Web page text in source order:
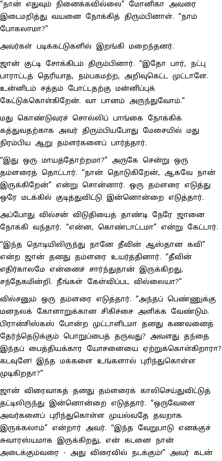
“நான் எதுவும் நினைக்கவில்லை” மோனிகா அவரை
இடைமறித்து வயனை நோக்கித் திரும்பினாள். “நாம்
போகலாமா?”
அவர்கள் படிக்கட்டுகளில் இறங்கி மறைந்தனர்.
ஜான் குட்டி சோக்கிடம் திரும்பினார். “இதோ பார், நட்பு
பாராட்டத் தெரியாத, நம்பகமற்ற, அறிவுகெட்ட முட்டாளே.
உன்னிடம் சத்தம் போட்டதற்கு மன்னிப்புக்
கேட்டுக்கொள்கிறேன். வா பானம் அருந்துவோம்.”
மது கொண்டுவரச் சொல்லிப் பாங்கை நோக்கிக்
கத்துவதற்காக அவர் திரும்பியபோது மேசையில் மது
நிரம்பிய ஆறு தம்ளர்களைப் பார்த்தார்.
“இது ஒரு மாயத்தோற்றமா?” அருகே சென்று ஒரு
தம்ளரைத் தொட்டார். “நான் தொடுகிறேன், ஆகவே நான்
இருக்கிறேன்” என்று சொன்னார். ஒரு தம்ளரை எடுத்து
ஒரே மடக்கில் குடித்துவிட்டு இன்னொன்றை எடுத்தார்.
அப்போது வில்சன் விடுதியைத் தாண்டி நேரே ஜானை
நோக்கி வந்தார். “என்ன, கொண்டாட்டமா” என்று கேட்டார்.
“இந்த நொடியிலிருந்து நானே தீவின் ஆஸ்தான கவி”
என்ற ஜான் தனது தம்ளரை உயர்த்தினார். “தீவின்
எதிர்காலமே என்னைச் சார்ந்துதான் இருக்கிறது,
சந்தேகமின்றி. நீங்கள் கேள்விப்பட வில்லையா?”
வில்சனும் ஒரு தம்ளரை எடுத்தார். “அந்தப் பெண்ணுக்கு
மனநலக் கோளாறுக்கான சிகிச்சை அளிக்க வேண்டும்.
பிரான்சிஸ்கஸ் போன்ற முட்டாளிடமா தனது கணவனைத்
தேர்ந்தெடுக்கும் பொறுப்பைத் தருவது? அவளது தந்தை
இந்தப் பைத்தியக்கார யோசனையை ஏற்றுக்கொள்கிறாரா?
கடவுளே! இந்த மக்களை உங்களால் புரிந்துகொள்ள
முடிகிறதா?”
ஜான் விரைவாகத் தனது தம்ளரைக் காலிசெய்துவிட்டுத்
தட்டிலிருந்து இன்னொன்றை எடுத்தார். “ஒருவேளை
அவர்களைப் புரிந்துகொள்ள முயல்வதே தவறாக
இருக்கலாம்” என்றார் அவர். “இந்த வேறுபாடு எனக்குச்
சுவாரஸ்யமாக இருக்கிறது, என் கடனை நான்
அடைக்கும்வரை - அது விரைவில் நடக்கும்!” அவர் கடன்